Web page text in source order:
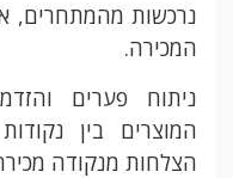
נרכשות מהמתחרים,
המכירה.
ניתוח פערים
המוצרים בין
הצלחות מנקודה